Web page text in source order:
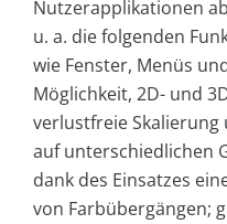
Nutzerapplikationen
u. a. die folgenden
wie Fenster, Menüs
Möglichkeit, 2D- und
verlustfreie Skalierung
auf unterschiedlichen
dank des Einsatzes
von Farbübergängen;